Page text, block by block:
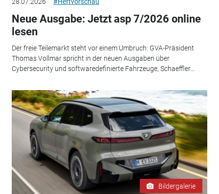
Neue Ausgabe: Jetzt asp 7/2026 online
lesen
Der freie Teilemarkt steht vor einem Umbruch: GVA-Präsident
Thomas Vollmar spricht in der neuen Ausgaben über
Cybersecurity und softwaredefinierte Fahrzeuge, Schaeffler...
Bildergalerie